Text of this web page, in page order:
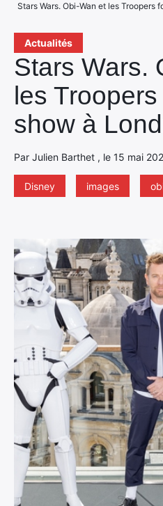
Actualités
Stars Wars.
les
show à
Par Julien Barthet , le 15 mai
Disney images
Stars Wars. Obi-Wan et les Troopers